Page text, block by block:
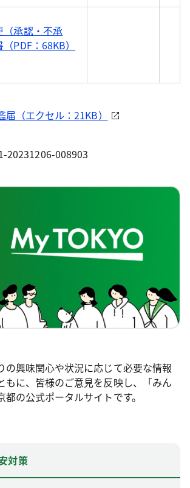
（承認・不承
PDF：68KB）
（エクセル：21KB）
20231206-008903
の興味関心や状況に応じて必要な情報
もに、皆様のご意見を反映し、「みん
の公式ポータルサイトです。
対策